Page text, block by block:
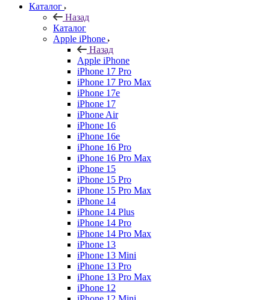
Каталог
Назад
Каталог
Apple iPhone
Назад
Apple iPhone
iPhone 17 Pro
iPhone 17 Pro Max
iPhone 17e
iPhone 17
iPhone Air
iPhone 16
iPhone 16e
iPhone 16 Pro
iPhone 16 Pro Max
iPhone 15
iPhone 15 Pro
iPhone 15 Pro Max
iPhone 14
iPhone 14 Plus
iPhone 14 Pro
iPhone 14 Pro Max
iPhone 13
iPhone 13 Mini
iPhone 13 Pro
iPhone 13 Pro Max
iPhone 12